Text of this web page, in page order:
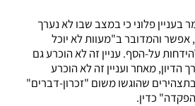
פלוני כי במצב שבו לא נערך
אפשר והמדובר ב"מעוות לא יוכל
על-הסף. עניין זה לא הוכרע גם
הדיון, מאחר ועניין זה לא הוכרע
שהוגשו משום "זכרון-דברים"
כדין.